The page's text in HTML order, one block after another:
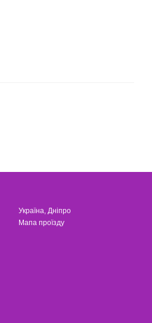
Україна, Дніпро
Мапа проїзду